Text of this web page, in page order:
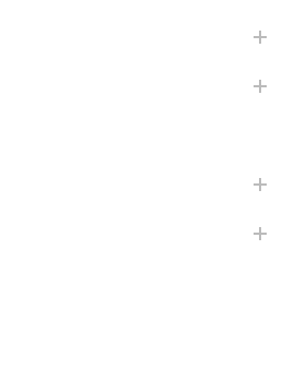
【W34】POLO by Ralph Lauren POLO CHINO ポロチノ ラルフローレン ユーズド No.141